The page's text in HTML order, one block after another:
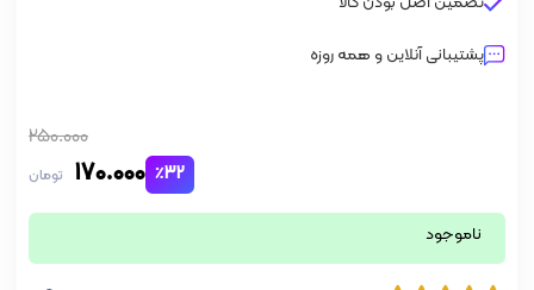
پشتیبانی آنلاین و همه روزه
250.000
170.000 تومان ٪32
ناموجود